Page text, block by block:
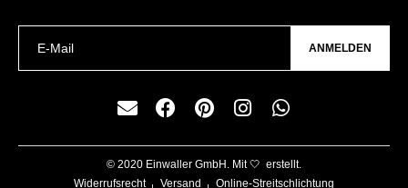
ANMELDEN
© 2020 Einwaller GmbH. Mit 🤍 erstellt.
Widerrufsrecht
Versand Online-Streitschlichtung